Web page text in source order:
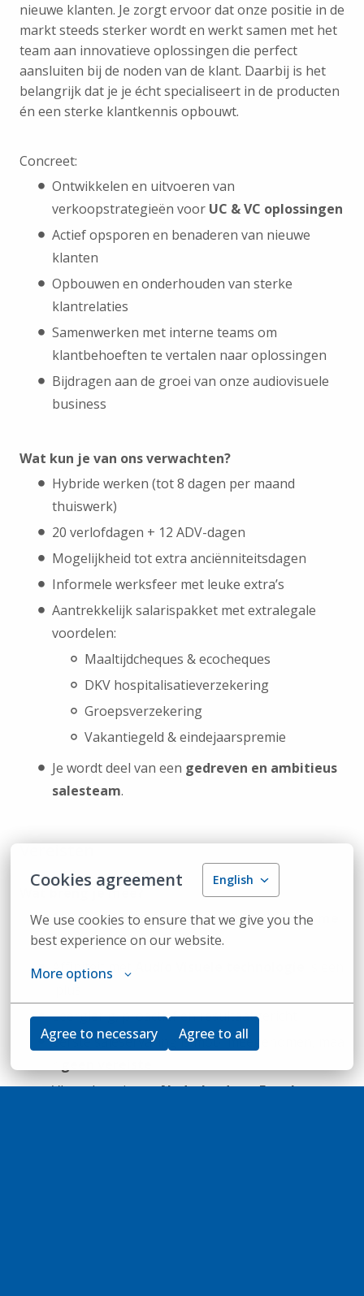
Cookies agreement English
We use cookies to ensure that we give you the
best experience on our website.
More options
Agree to necessary Agree to all
nieuwe klanten. Je zorgt ervoor dat onze positie in de
markt steeds sterker wordt en werkt samen met het
team aan innovatieve oplossingen die perfect
aansluiten bij de noden van de klant. Daarbij is het
belangrijk dat je je écht specialiseert in de producten
én een sterke klantkennis opbouwt.
Concreet:
Ontwikkelen en uitvoeren van
verkoopstrategieën voor UC & VC oplossingen
Actief opsporen en benaderen van nieuwe
klanten
Opbouwen en onderhouden van sterke
klantrelaties
Samenwerken met interne teams om
klantbehoeften te vertalen naar oplossingen
Bijdragen aan de groei van onze audiovisuele
business
Wat kun je van ons verwachten?
Hybride werken (tot 8 dagen per maand
thuiswerk)
20 verlofdagen + 12 ADV-dagen
Mogelijkheid tot extra anciënniteitsdagen
Informele werksfeer met leuke extra’s
Aantrekkelijk salarispakket met extralegale
voordelen:
Maaltijdcheques & ecocheques
DKV hospitalisatieverzekering
Groepsverzekering
Vakantiegeld & eindejaarspremie
Je wordt deel van een gedreven en ambitieus
salesteam.
Vereisten
Wat breng je mee?
Sterk communicatief en vlot in omgang me
t klanten
Affiniteit met
Leergierig, proactief en resultaatgericht
Eerste saleservaring is mooi meegenomen, maa
Vlotte kennis vanNederlands en Engels